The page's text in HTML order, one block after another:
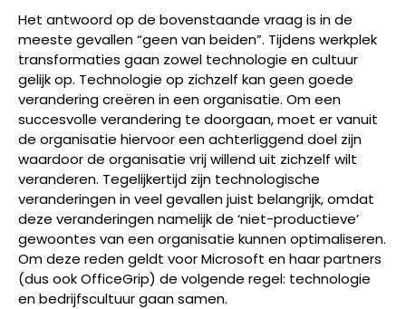
Het antwoord op de bovenstaande vraag is in de
meeste gevallen “geen van beiden”. Tijdens werkplek
transformaties gaan zowel technologie en cultuur
gelijk op. Technologie op zichzelf kan geen goede
verandering creëren in een organisatie. Om een
succesvolle verandering te doorgaan, moet er vanuit
de organisatie hiervoor een achterliggend doel zijn
waardoor de organisatie vrij willend uit zichzelf wilt
veranderen. Tegelijkertijd zijn technologische
veranderingen in veel gevallen juist belangrijk, omdat
deze veranderingen namelijk de ‘niet-productieve’
gewoontes van een organisatie kunnen optimaliseren.
Om deze reden geldt voor Microsoft en haar partners
(dus ook OfficeGrip) de volgende regel: technologie
en bedrijfscultuur gaan samen.